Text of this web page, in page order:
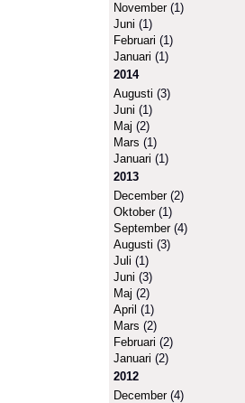
November(1)
Juni (1)
Februari (1)
Januari (1)
2014
Augusti (3)
Juni (1)
Maj (2)
Mars (1)
Januari (1)
2013
December(2)
Oktober(1)
September(4)
Augusti (3)
Juli (1)
Juni (3)
Maj (2)
April (1)
Mars (2)
Februari (2)
Januari (2)
2012
December(4)